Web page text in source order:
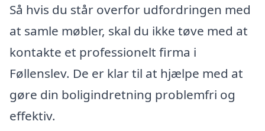
Så hvis du står overfor udfordringen med
at samle møbler, skal du ikke tøve med at
kontakte et professionelt firma i
Føllenslev. De er klar til at hjælpe med at
gøre din boligindretning problemfri og
effektiv.